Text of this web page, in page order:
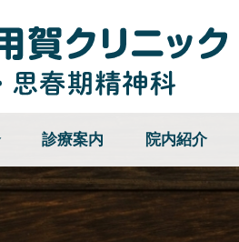
診療案内 院内紹介